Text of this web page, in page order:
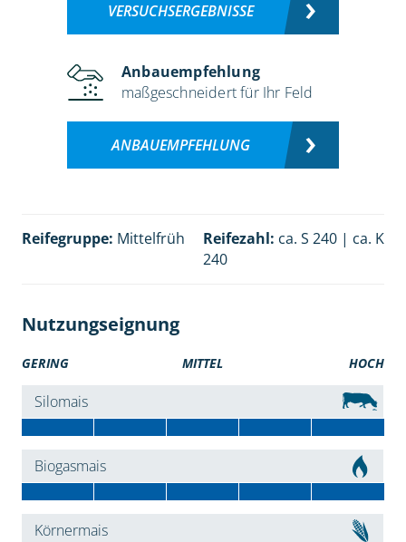
VERSUCHSERGEBNISSE
Anbauempfehlung
maßgeschneidert für Ihr Feld
ANBAUEMPFEHLUNG
Reifegruppe: Mittelfrüh Reifezahl: ca. S 240 | ca. K
240
Nutzungseignung
GERING MITTEL HOCH
Silomais
Biogasmais
Körnermais